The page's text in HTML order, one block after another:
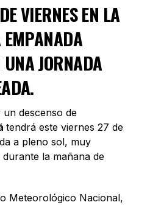
VIERNES EN LA
UNA JORNADA
descenso de
tendrá este viernes 27 de
a pleno sol, muy
la mañana de
Meteorológico Nacional,